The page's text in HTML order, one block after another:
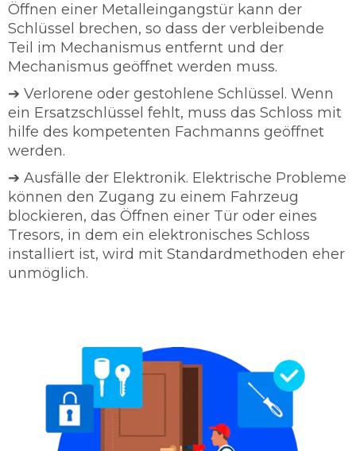
Öffnen einer Metalleingangstür kann der
Schlüssel brechen, so dass der verbleibende
Teil im Mechanismus entfernt und der
Mechanismus geöffnet werden muss.
➔ Verlorene oder gestohlene Schlüssel. Wenn
ein Ersatzschlüssel fehlt, muss das Schloss mit
hilfe des kompetenten Fachmanns geöffnet
werden.
➔ Ausfälle der Elektronik. Elektrische Probleme
können den Zugang zu einem Fahrzeug
blockieren, das Öffnen einer Tür oder eines
Tresors, in dem ein elektronisches Schloss
installiert ist, wird mit Standardmethoden eher
unmöglich.